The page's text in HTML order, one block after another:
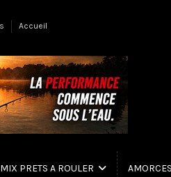
Accueil
MIX PRETS A ROULER AMORCES